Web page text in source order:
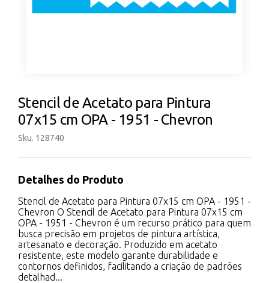
Stencil de Acetato para Pintura
07x15 cm OPA - 1951 - Chevron
Sku. 128740
Detalhes do Produto
Stencil de Acetato para Pintura 07x15 cm OPA - 1951 -
Chevron O Stencil de Acetato para Pintura 07x15 cm
OPA - 1951 - Chevron é um recurso prático para quem
busca precisão em projetos de pintura artística,
artesanato e decoração. Produzido em acetato
resistente, este modelo garante durabilidade e
contornos definidos, facilitando a criação de padrões
detalhad...